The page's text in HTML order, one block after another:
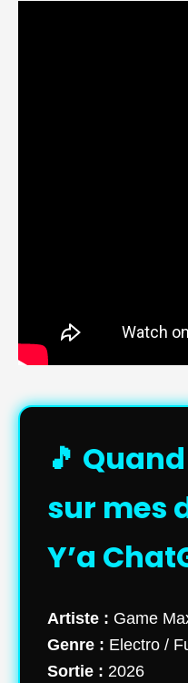
🎵
sur mes
Y’a
Artiste : Game
Genre : Electro /
Sortie : 2026